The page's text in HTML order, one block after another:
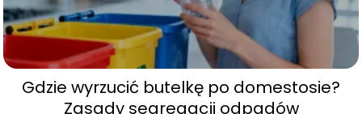
Gdzie wyrzucić butelkę po domestosie?
Zasady segregacji odpadów